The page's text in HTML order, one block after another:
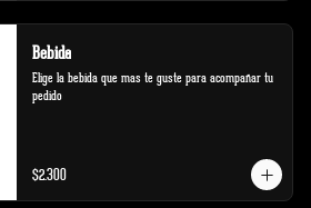
Bebida
Elige la bebida que mas te guste para acompañar tu
pedido
$2.300